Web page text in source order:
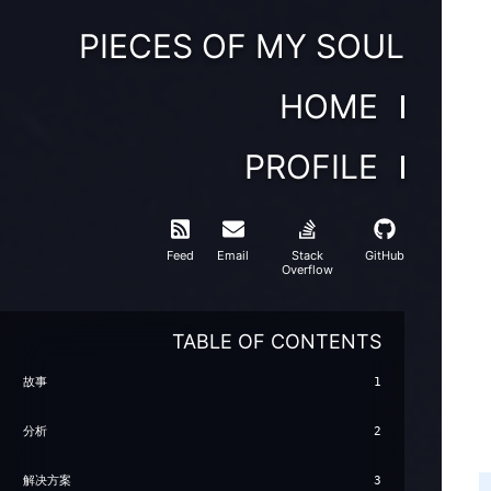
PIECES OF MY SOUL
HOME
PROFILE
GitHub
Stack
Overflow
Email
Feed
TABLE OF CONTENTS
故事 1
分析 2
解决方案 3